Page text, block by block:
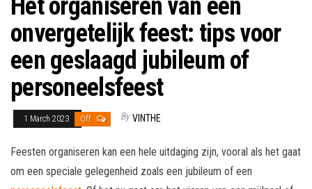
Het organiseren van een
onvergetelijk feest: tips voor
een geslaagd jubileum of
personeelsfeest
1 March 2023 Off By VINTHE
Feesten organiseren kan een hele uitdaging zijn, vooral als het gaat
om een speciale gelegenheid zoals een jubileum of een